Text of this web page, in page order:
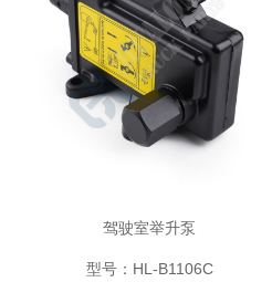
驾驶室举升泵
型号：HL-B1106C